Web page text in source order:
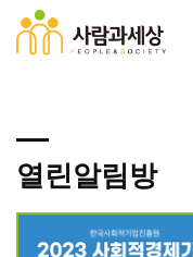
열린알림방